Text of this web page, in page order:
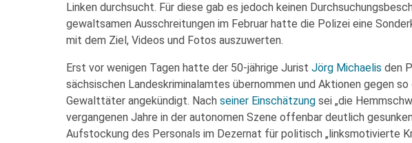
Linken durchsucht. Für diese gab es jedoch keinen
gewaltsamen Ausschreitungen im Februar hatte die Polizei eine
mit dem Ziel, Videos und Fotos auszuwerten.
Erst vor wenigen Tagen hatte der 50-jährige Jurist Jörg Michaelis den
sächsischen Landeskriminalamtes übernommen und Aktionen gegen
Gewalttäter angekündigt. Nach seiner Einschätzung sei „die
vergangenen Jahre in der autonomen Szene offenbar deutlich
Aufstockung des Personals im Dezernat für politisch „linksmotivierte